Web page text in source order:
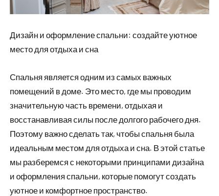
Дизайн и оформление спальни: создайте уютное
место для отдыха и сна
Спальня является одним из самых важных
помещений в доме. Это место, где мы проводим
значительную часть времени, отдыхая и
восстанавливая силы после долгого рабочего дня.
Поэтому важно сделать так, чтобы спальня была
идеальным местом для отдыха и сна. В этой статье
мы разберемся с некоторыми принципами дизайна
и оформления спальни, которые помогут создать
уютное и комфортное пространство.